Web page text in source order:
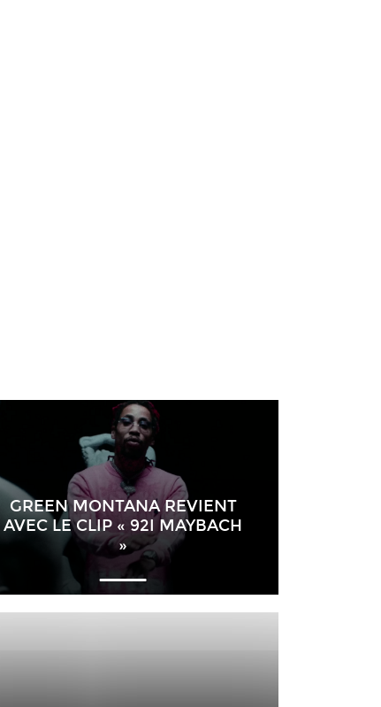
GREEN MONTANA REVIENT
AVEC LE CLIP « 92I MAYBACH
»